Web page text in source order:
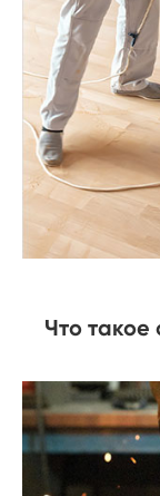
Что такое